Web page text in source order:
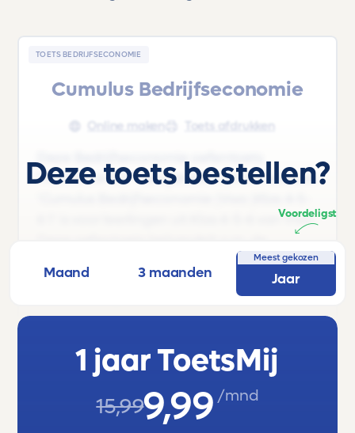
TOETS BEDRIJFSECONOMIE
Cumulus Bedrijfseconomie
Online maken Toets afdrukken
Deze Bedrijfseconomie oefentoets
'Hoofdstuk 5.3 - Kengetallen' uit het lesboek
6 1' is voor leerlingen uit Klas 4-5-6 van Vwo.
volgende onderwerpen: liquiditeit,
solvabiliteit, rentabiliteit, hefboomwerking,
Deze toets bestellen?
Maand 3 maanden
Meest gekozen
Jaar
Voordeligst
1 jaar ToetsMij
15,999,99 /mnd